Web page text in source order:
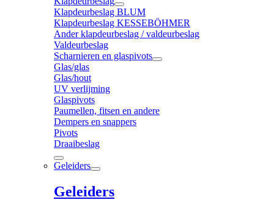
Klapdeurbeslag BLUM
Klapdeurbeslag KESSEBÖHMER
Ander klapdeurbeslag / valdeurbeslag
Valdeurbeslag
Scharnieren en glaspivots
Glas/glas
Glas/hout
UV verlijming
Glaspivots
Paumellen, fitsen en andere
Dempers en snappers
Pivots
Draaibeslag
Geleiders
Geleiders